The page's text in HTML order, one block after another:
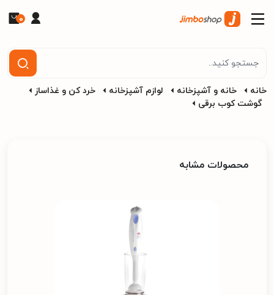
0
خانه خانه و آشپزخانه لوازم آشپزخانه
خرد کن و غذاساز
گوشت کوب برقی
محصولات مشابه